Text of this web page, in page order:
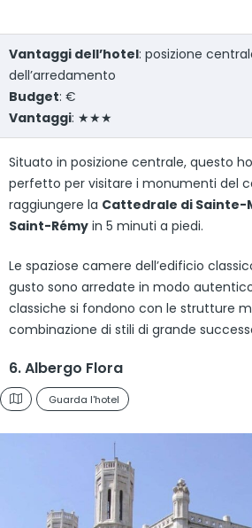
Vantaggi dell’hotel: posizione
dell’arredamento
Budget: €
Vantaggi: ★★★
Situato in posizione centrale, questo
perfetto per visitare i monumenti del
raggiungere la Cattedrale di Sainte-
Saint-Rémy in 5 minuti a piedi.
Le spaziose camere dell’edificio
gusto sono arredate in modo
classiche si fondono con le strutture
combinazione di stili di grande
6. Albergo Flora
Guarda l'hotel